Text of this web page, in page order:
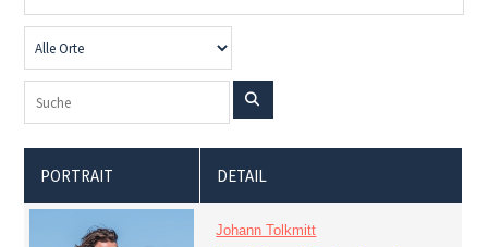
PORTRAIT DETAIL
Johann Tolkmitt